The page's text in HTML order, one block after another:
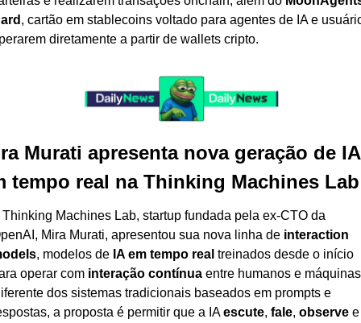
, cartão em stablecoins voltado para agentes de IA e
diretamente a partir de wallets cripto.
Murati apresenta nova geração de IA
tempo real na Thinking Machines Lab
Thinking Machines Lab, startup fundada pela ex-CTO da
Mira Murati, apresentou sua nova linha de interaction
, modelos de IA em tempo real treinados desde o início
operar com interação contínua entre humanos e
dos sistemas tradicionais baseados em prompts e
a proposta é permitir que a IA escute, fale, observe